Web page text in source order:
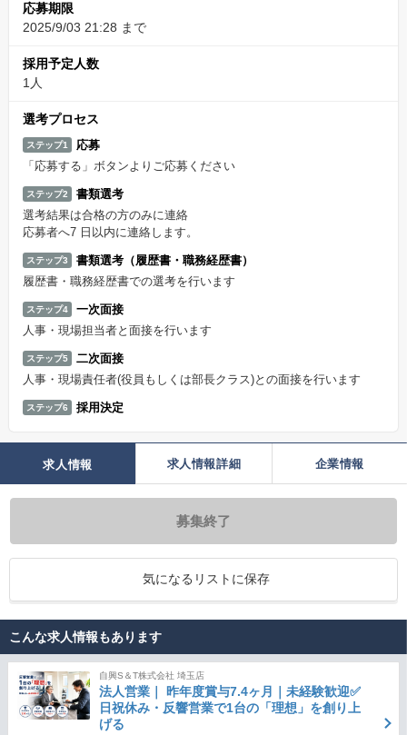
応募期限
2025/9/03 21:28 まで
採用予定人数
1人
選考プロセス
ステップ1
応募
「応募する」ボタンよりご応募ください
ステップ2
書類選考
選考結果は合格の方のみに連絡
応募者へ7 日以内に連絡します。
ステップ3
書類選考（履歴書・職務経歴書）
履歴書・職務経歴書での選考を行います
ステップ4
一次面接
人事・現場担当者と面接を行います
ステップ5
二次面接
人事・現場責任者(役員もしくは部長クラス)との面接を行います
ステップ6 採用決定
求人情報 求人情報詳細 企業情報
募集終了
気になるリストに保存
こんな求人情報もあります
自興S＆T株式会社 埼玉店
法人営業｜ 昨年度賞与7.4ヶ月｜未経験歓迎✅
日祝休み・反響営業で1台の「理想」を創り上
げる